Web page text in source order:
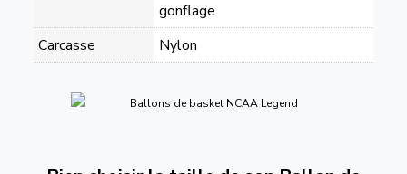
gonflage
Carcasse
Nylon